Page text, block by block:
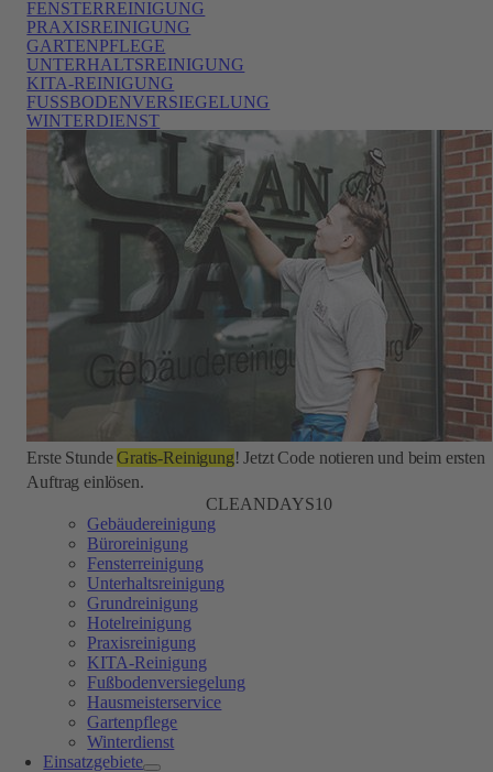
FENSTERREINIGUNG
PRAXISREINIGUNG
GARTENPFLEGE
UNTERHALTSREINIGUNG
KITA-REINIGUNG
FUSSBODENVERSIEGELUNG
WINTERDIENST
Erste StundeGratis-Reinigung! Jetzt Code notieren und beim ersten
Auftrag einlösen.
CLEANDAYS10
Gebäudereinigung
Büroreinigung
Fensterreinigung
Unterhaltsreinigung
Grundreinigung
Hotelreinigung
Praxisreinigung
KITA-Reinigung
Fußbodenversiegelung
Hausmeisterservice
Gartenpflege
Winterdienst
Einsatzgebiete